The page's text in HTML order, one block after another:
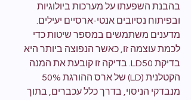
בהבנת השפעתו על מערכות ביולוגיות
ובפיתוח נסיובים אנטי-ארסיים יעילים.
מדענים משתמשים במספר שיטות כדי
לכמת עוצמה זו, כאשר הנפוצה ביותר היא
בדיקת LD50. בדיקה זו קובעת את המנה
מנבדקי הניסוי, בדרך כלל עכברים, בתוך